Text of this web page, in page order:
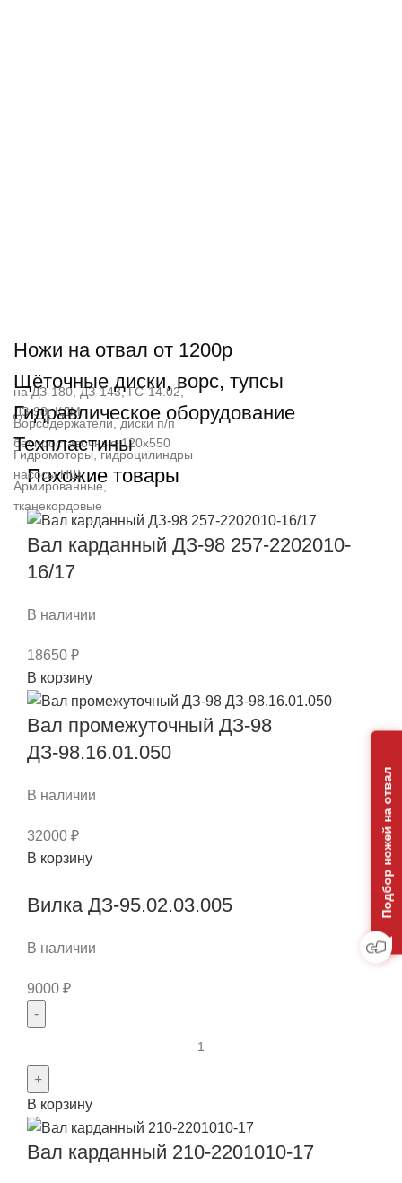
Ножи на отвал от 1200р
на ДЗ-180, ДЗ-143, ГС-14.02,
ДЗ-98, КДМ
Щёточные диски, ворс, тупсы
Ворсодержатели, диски п/п
беспроставочные 120х550
Гидравлическое оборудование
Гидромоторы, гидроцилиндры
насосы НШ
Техпластины
Армированные,
тканекордовые
Похожие товары
Вал карданный ДЗ-98 257-2202010-
16/17
В наличии
18650 ₽
Количество
товара
Вал
карданный
ДЗ-98
257-
16/17
В корзину
Вал промежуточный ДЗ-98
ДЗ-98.16.01.050
В наличии
32000 ₽
Количество
Вал
ДЗ-98
В корзину
Вилка ДЗ-95.02.03.005
В наличии
9000 ₽
Вилка
ДЗ-95.02.03.005
В корзину
Вал карданный 210-2201010-17
Подбор ножей на отвал